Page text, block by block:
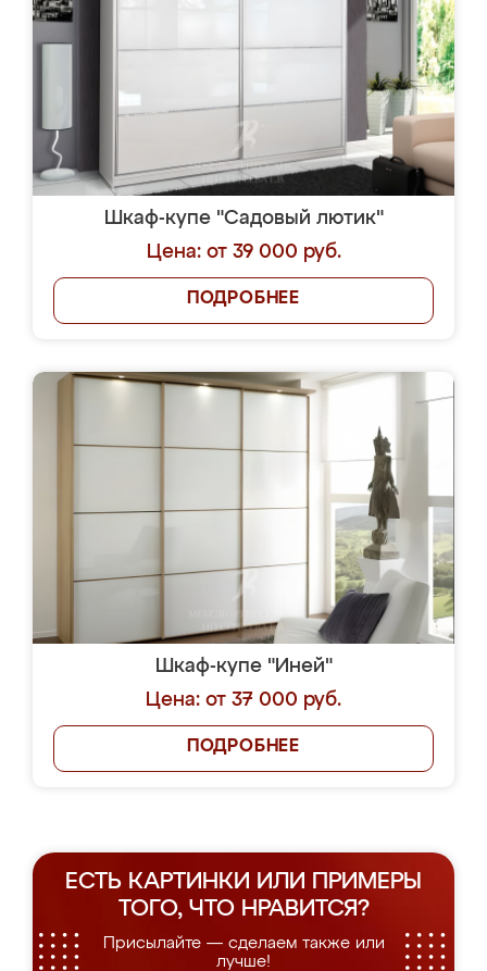
Шкаф-купе "Садовый лютик"
Цена: от 39 000 руб.
ПОДРОБНЕЕ
Шкаф-купе "Иней"
Цена: от 37 000 руб.
ПОДРОБНЕЕ
ЕСТЬ КАРТИНКИ ИЛИ ПРИМЕРЫ
ТОГО, ЧТО НРАВИТСЯ?
Присылайте — сделаем также или
лучше!